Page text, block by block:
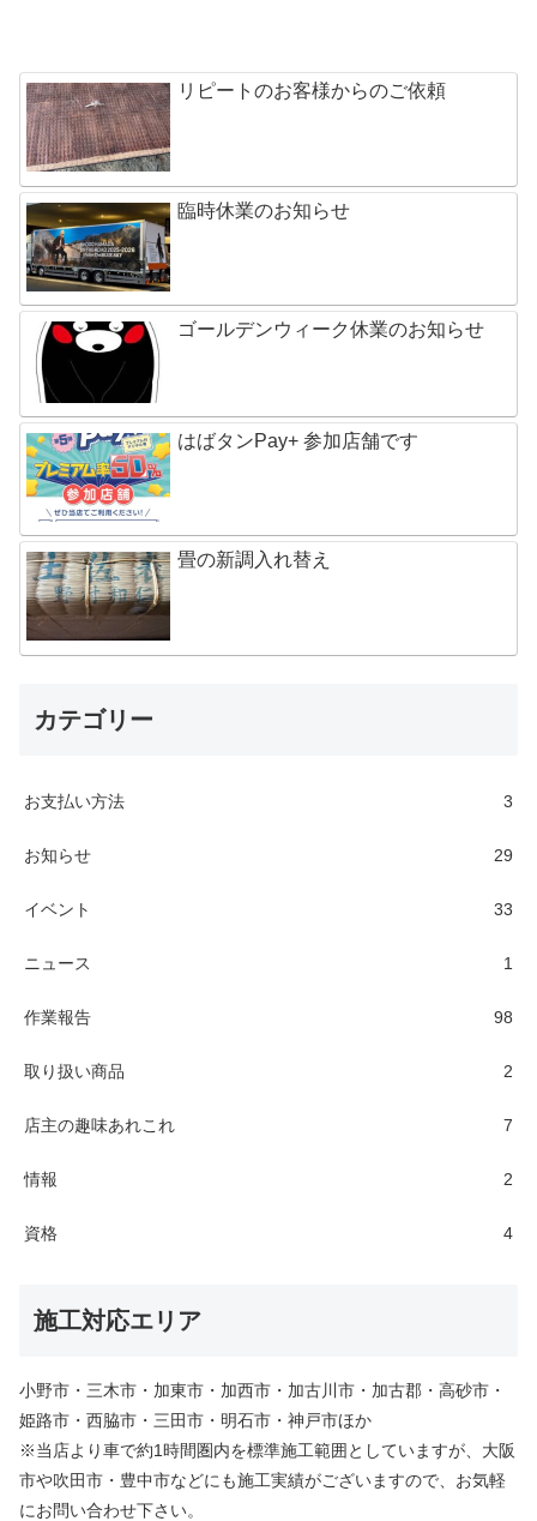
リピートのお客様からのご依頼
臨時休業のお知らせ
ゴールデンウィーク休業のお知らせ
はばタンPay+ 参加店舗です
畳の新調入れ替え
カテゴリー
お支払い方法 3
お知らせ 29
イベント 33
ニュース 1
作業報告 98
取り扱い商品 2
店主の趣味あれこれ 7
情報 2
資格 4
施工対応エリア
小野市・三木市・加東市・加西市・加古川市・加古郡・高砂市・
姫路市・西脇市・三田市・明石市・神戸市ほか
※当店より車で約1時間圏内を標準施工範囲としていますが、大阪
市や吹田市・豊中市などにも施工実績がございますので、お気軽
にお問い合わせ下さい。